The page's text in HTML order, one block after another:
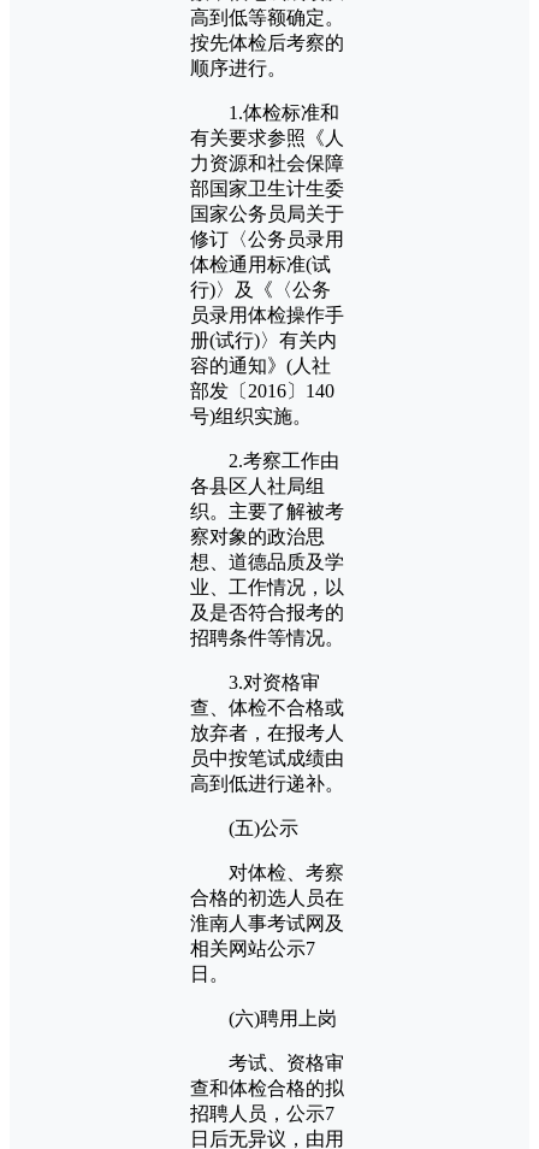
高到低等额确定。
按先体检后考察的
顺序进行。
1.体检标准和
有关要求参照《人
力资源和社会保障
部国家卫生计生委
国家公务员局关于
修订〈公务员录用
体检通用标准(试
行)〉及《〈公务
员录用体检操作手
册(试行)〉有关内
容的通知》(人社
部发〔2016〕140
号)组织实施。
2.考察工作由
各县区人社局组
织。主要了解被考
察对象的政治思
想、道德品质及学
业、工作情况，以
及是否符合报考的
招聘条件等情况。
3.对资格审
查、体检不合格或
放弃者，在报考人
员中按笔试成绩由
高到低进行递补。
(五)公示
对体检、考察
合格的初选人员在
淮南人事考试网及
相关网站公示7
日。
(六)聘用上岗
考试、资格审
查和体检合格的拟
招聘人员，公示7
日后无异议，由用